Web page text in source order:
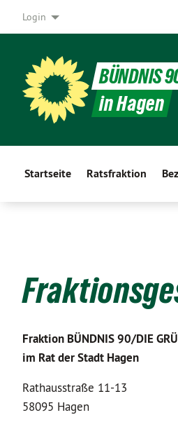
Login
BÜNDNIS
in Hagen
Startseite Ratsfraktion
Fraktion BÜNDNIS 90/DIE
im Rat der Stadt Hagen
Rathausstraße 11-13
58095 Hagen